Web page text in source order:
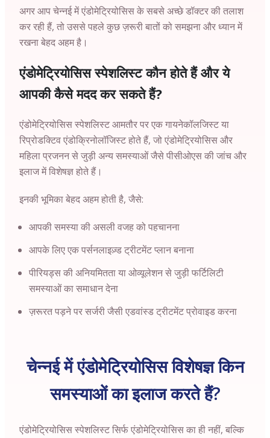
अगर आपचेन्नईमें एंडोमेट्रियोसिस के सबसे अच्छे डॉक्टर की तलाश
कर रही हैं, तो उससे पहले कुछ ज़रूरी बातों को समझना और ध्यान में
रखना बेहद अहम है।
एंडोमेट्रियोसिस स्पेशलिस्ट कौन होते हैं और ये
आपकी कैसे मदद कर सकते हैं?
एंडोमेट्रियोसिस स्पेशलिस्ट आमतौर पर एक गायनेकॉलजिस्ट या
रिप्रोडक्टिव एंडोक्रिनोलॉजिस्ट होते हैं, जो एंडोमेट्रियोसिस और
महिला प्रजनन से जुड़ी अन्य समस्याओं जैसे पीसीओएस की जांच और
इलाज में विशेषज्ञ होते हैं।
इनकी भूमिका बेहद अहम होती है, जैसे:
आपकी समस्या की असली वजह को पहचानना
आपके लिए एक पर्सनलाइज़्ड ट्रीटमेंट प्लान बनाना
पीरियड्स की अनियमितता या ओव्यूलेशन से जुड़ी फर्टिलिटी
समस्याओं का समाधान देना
ज़रूरत पड़ने पर सर्जरी जैसी एडवांस्ड ट्रीटमेंट प्रोवाइड करना
चेन्नई में एंडोमेट्रियोसिस विशेषज्ञ किन
समस्याओं का इलाज करते हैं?
एंडोमेट्रियोसिस स्पेशलिस्ट सिर्फ एंडोमेट्रियोसिस का ही नहीं, बल्कि